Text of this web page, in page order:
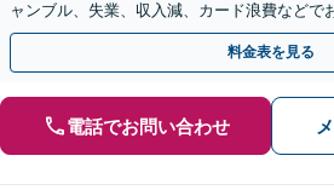
ャンブル、失業、収入減、カード浪費などで
さい。【自己破産／任意整理／個人再生】
料金表を見る
電話でお問い合わせ